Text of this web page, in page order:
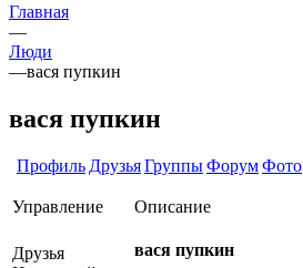
Главная
—
Люди
—вася пупкин
вася пупкин
Профиль ДрузьяГруппыФорумФото
Управление
Друзья
Описание
вася пупкин